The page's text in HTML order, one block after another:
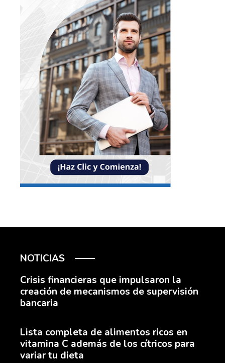
NOTICIAS
Crisis financieras que impulsaron la
creación de mecanismos de supervisión
bancaria
Lista completa de alimentos ricos en
vitamina C además de los cítricos para
variar tu dieta